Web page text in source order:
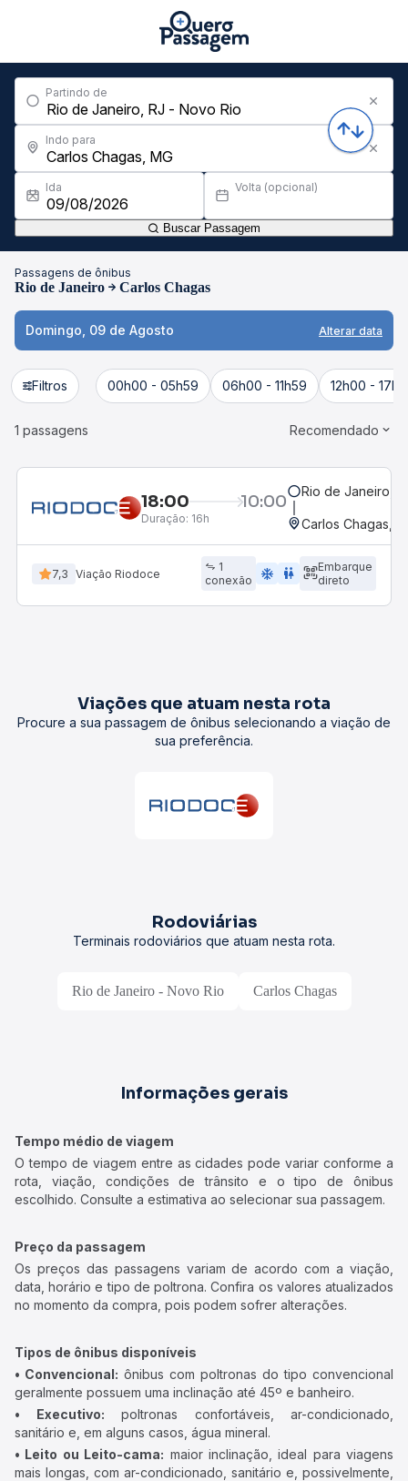
Partindo de
Indo para
Ida Volta (opcional)
Buscar Passagem
Passagens de ônibus
Rio de Janeiro Carlos Chagas
Domingo, 09 de Agosto Alterar data
Filtros 00h00 - 05h59 06h00 - 11h59 12h00 -
1 passagens Recomendado
18:00 10:00
Duração: 16h
Rio de Janeiro,
Carlos Chagas,
7,3 Viação Riodoce
1
conexão
ac_unit wc
Embarque
direto
Viações que atuam nesta rota
Procure a sua passagem de ônibus selecionando a viação de
sua preferência.
Rodoviárias
Terminais rodoviários que atuam nesta rota.
Rio de Janeiro - Novo Rio Carlos Chagas
Informações gerais
Tempo médio de viagem
O tempo de viagem entre as cidades pode variar conforme a
rota, viação, condições de trânsito e o tipo de ônibus
escolhido. Consulte a estimativa ao selecionar sua passagem.
Preço da passagem
Os preços das passagens variam de acordo com a viação,
data, horário e tipo de poltrona. Confira os valores atualizados
no momento da compra, pois podem sofrer alterações.
Tipos de ônibus disponíveis
• Convencional: ônibus com poltronas do tipo convencional
geralmente possuem uma inclinação até 45º e banheiro.
• Executivo: poltronas confortáveis, ar-condicionado,
sanitário e, em alguns casos, água mineral.
• Leito ou Leito-cama: maior inclinação, ideal para viagens
mais longas, com ar-condicionado, sanitário e, possivelmente,